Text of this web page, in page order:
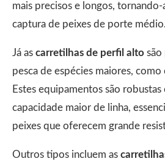
mais precisos e longos, tornando-
captura de peixes de porte médio.
Já as carretilhas de perfil alto são
pesca de espécies maiores,
Estes equipamentos são robustas
capacidade maior de linha,
peixes que oferecem grande
Outros tipos incluem as